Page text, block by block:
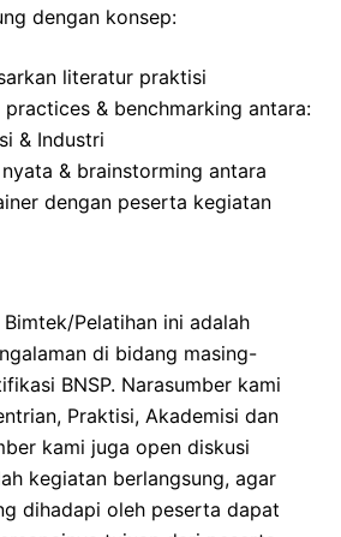
dengan konsep:
literatur praktisi
practices & benchmarking antara:
& Industri
& brainstorming antara
dengan peserta kegiatan
Pelatihan ini adalah
di bidang masing-
BNSP. Narasumber kami
Praktisi, Akademisi dan
kami juga open diskusi
kegiatan berlangsung, agar
dihadapi oleh peserta dapat